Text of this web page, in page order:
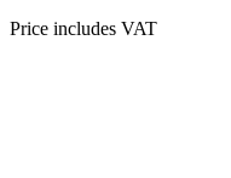
Price includes VAT